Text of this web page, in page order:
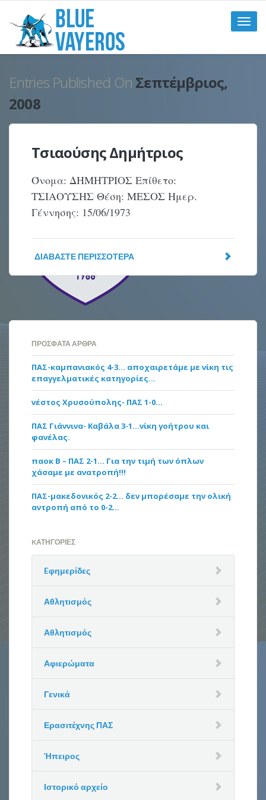
Toggle
Entries Published On Σεπτέμβριος,
2008
Τσιαούσης Δημήτριος
Όνομα: ΔΗΜΗΤΡΙΟΣ Επίθετο:
ΤΣΙΑΟΥΣΗΣ Θέση: ΜΕΣΟΣ Ημερ.
Γέννησης: 15/06/1973
ΔΙΑΒΆΣΤΕ ΠΕΡΙΣΣΌΤΕΡΑ
ΠΡΌΣΦΑΤΑ ΆΡΘΡΑ
ΠΑΣ-καμπανιακός 4-3… αποχαιρετάμε με νίκη τις
επαγγελματικές κατηγορίες…
νέστος Χρυσούπολης- ΠΑΣ 1-0…
ΠΑΣ Γιάννινα- Καβάλα 3-1…νίκη γοήτρου και
φανέλας.
παοκ Β – ΠΑΣ 2-1… Για την τιμή των όπλων
χάσαμε με ανατροπή!!!
ΠΑΣ-μακεδονικός 2-2… δεν μπορέσαμε την ολική
αντροπή από το 0-2…
KΑΤΗΓΟΡΊΕΣ
Eφημερίδες
Αθλητισμός
Αθλητισμός
Αφιερώματα
Γενικά
Ερασιτέχνης ΠΑΣ
Ήπειρος
Ιστορικό αρχείο